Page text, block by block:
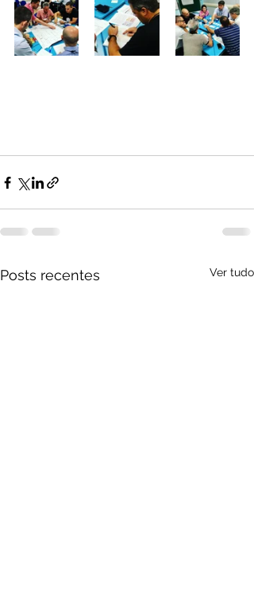
Posts recentes Ver tudo